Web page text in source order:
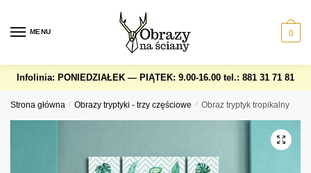
navigation
content
MENU 0
Infolinia: PONIEDZIAŁEK — PIĄTEK: 9.00-16.00 tel.: 881 31 71 81
Strona główna / Obrazy tryptyki - trzy częściowe / Obraz tryptyk tropikalny